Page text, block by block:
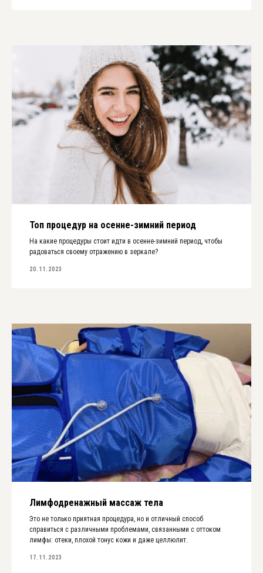
Топ процедур на осенне-зимний период
На какие процедуры стоит идти в осенне-зимний период, чтобы
радоваться своему отражению в зеркале?
20.11.2023
Лимфодренажный массаж тела
Это не только приятная процедура, но и отличный способ
справиться с различными проблемами, связанными с оттоком
лимфы: отеки, плохой тонус кожи и даже целлюлит.
17.11.2023